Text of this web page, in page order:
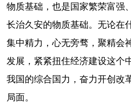
物质基础，也是国家繁荣富强
长治久安的物质基础。无论在
集中精力，心无旁骛，聚精会
发展，紧紧扭住经济建设这个
我国的综合国力，奋力开创改
局面。